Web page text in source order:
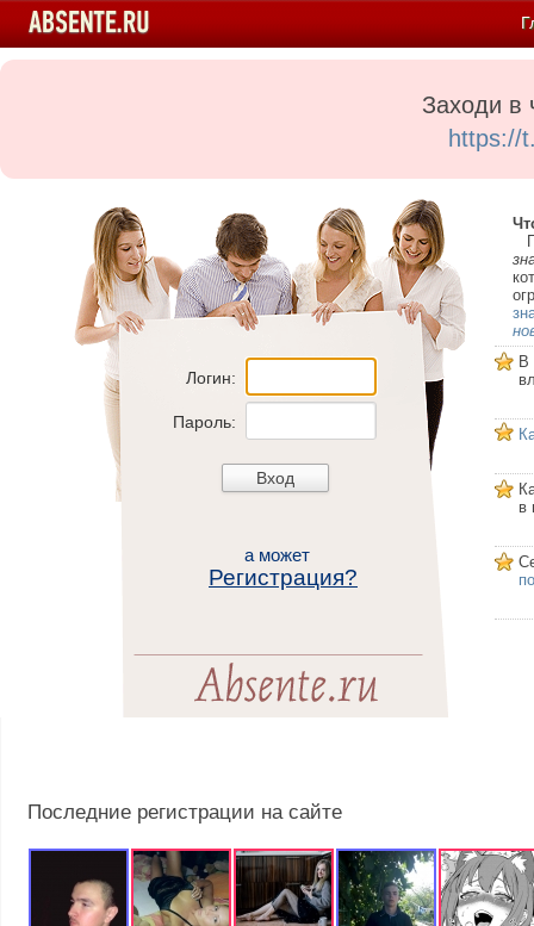
Заходи в
https://
Логин:
Пароль:
а может
Регистрация?
В
в
Последние регистрации на сайте